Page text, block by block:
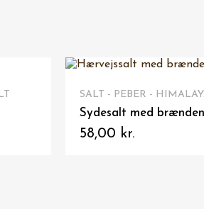
SALT - PEBER -
Sydesalt, røgsalt -
10,00 kr.